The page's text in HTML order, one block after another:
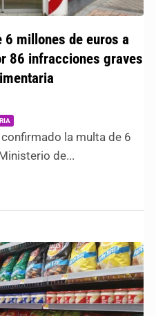
6 millones de euros a
86 infracciones graves
la multa de 6
de...